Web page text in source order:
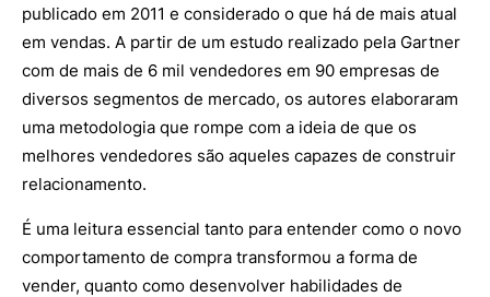
publicado em 2011 e considerado o que há de mais atual
em vendas. A partir de um estudo realizado pela Gartner
com de mais de 6 mil vendedores em 90 empresas de
diversos segmentos de mercado, os autores elaboraram
uma metodologia que rompe com a ideia de que os
melhores vendedores são aqueles capazes de construir
relacionamento.
É uma leitura essencial tanto para entender como o novo
comportamento de compra transformou a forma de
vender, quanto como desenvolver habilidades de